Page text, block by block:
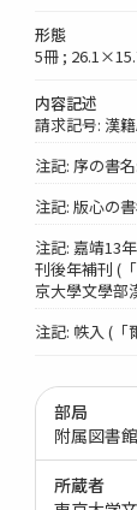
形態
5冊 ;
内容記述
請求記号: 漢籍
注記: 序の書
注記: 版心の
注記: 嘉靖13
刊後年補刊 (
京大學文學部
注記: 帙入 (「
部局
附属図書館
所蔵者